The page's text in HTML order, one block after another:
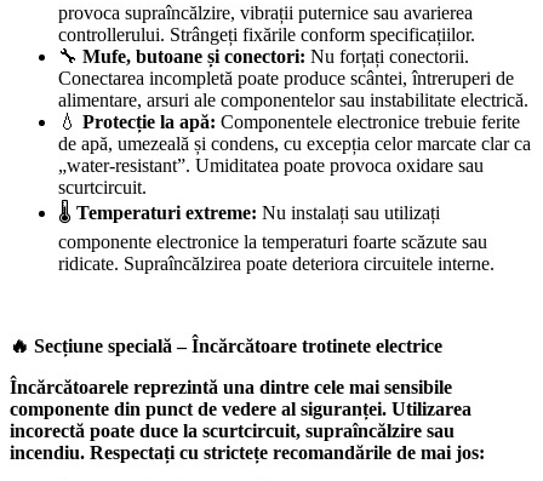
provoca supraîncălzire, vibrații puternice sau avarierea
controllerului. Strângeți fixările conform specificațiilor.
🔧 Mufe, butoane și conectori: Nu forțați conectorii.
Conectarea incompletă poate produce scântei, întreruperi de
alimentare, arsuri ale componentelor sau instabilitate electrică.
💧 Protecție la apă: Componentele electronice trebuie ferite
de apă, umezeală și condens, cu excepția celor marcate clar ca
„water-resistant”. Umiditatea poate provoca oxidare sau
scurtcircuit.
🌡️ Temperaturi extreme: Nu instalați sau utilizați
componente electronice la temperaturi foarte scăzute sau
ridicate. Supraîncălzirea poate deteriora circuitele interne.
🔥 Secțiune specială – Încărcătoare trotinete electrice
Încărcătoarele reprezintă una dintre cele mai sensibile
componente din punct de vedere al siguranței. Utilizarea
incorectă poate duce la scurtcircuit, supraîncălzire sau
incendiu. Respectați cu strictețe recomandările de mai jos: